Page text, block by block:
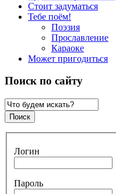
Стоит задуматься
Тебе поём!
Поэзия
Прославление
Караоке
Может пригодиться
Поиск по сайту
Логин
Пароль